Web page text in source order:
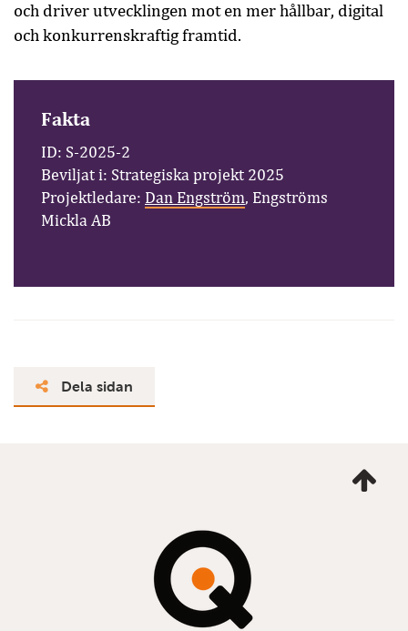
och driver utvecklingen mot en mer hållbar, digital
och konkurrenskraftig framtid.
Fakta
ID: S-2025-2
Beviljat i: Strategiska projekt 2025
Projektledare: Dan Engström, Engströms
Mickla AB
Dela sidan
mig